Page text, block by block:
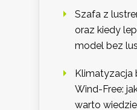
Szafa z
oraz kiedy
model bez
Klimatyzacja
Wind-Free:
warto